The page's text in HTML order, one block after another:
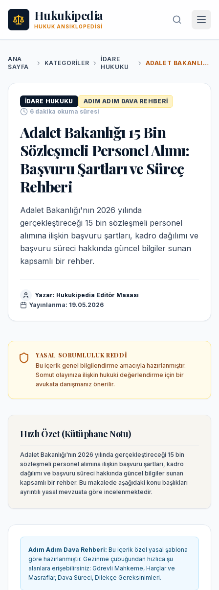
Hukukipedia
HUKUK ANSIKLOPEDISI
ANA
SAYFA
KATEGORILER
İDARE
HUKUKU
ADALET BAKANLIĞI 15 BIN SÖZLEŞMELI PERSONEL ALIMI: BAŞVURU ŞARTLARI VE SÜREÇ REHBERI
İDARE HUKUKU
ADIM ADIM DAVA REHBERI
6 dakika okuma süresi
Adalet Bakanlığı 15 Bin
Sözleşmeli Personel Alımı:
Başvuru Şartları ve Süreç
Rehberi
Adalet Bakanlığı'nın 2026 yılında
gerçekleştireceği 15 bin sözleşmeli personel
alımına ilişkin başvuru şartları, kadro dağılımı ve
başvuru süreci hakkında güncel bilgiler sunan
kapsamlı bir rehber.
Yazar: Hukukipedia Editör Masası
Yayınlanma: 19.05.2026
YASAL SORUMLULUK REDDI
Bu içerik genel bilgilendirme amacıyla hazırlanmıştır.
Somut olayınıza ilişkin hukuki değerlendirme için bir
avukata danışmanız önerilir.
Hızlı Özet (Kütüphane Notu)
Adalet Bakanlığı'nın 2026 yılında gerçekleştireceği 15 bin
sözleşmeli personel alımına ilişkin başvuru şartları, kadro
dağılımı ve başvuru süreci hakkında güncel bilgiler sunan
kapsamlı bir rehber. Bu makalede aşağıdaki konu başlıkları
ayrıntılı yasal mevzuata göre incelenmektedir.
Adım Adım Dava Rehberi: Bu içerik özel yasal şablona
göre hazırlanmıştır. Gezinme çubuğundan hızlıca şu
alanlara erişebilirsiniz: Görevli Mahkeme, Harçlar ve
Masraflar, Dava Süreci, Dilekçe Gereksinimleri.